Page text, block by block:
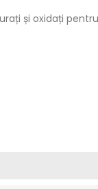
și oxidați